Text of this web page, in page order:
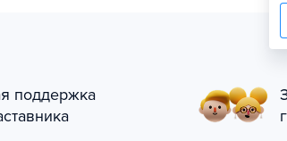
поддержка